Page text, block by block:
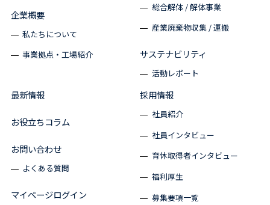
企業概要
私たちについて
事業拠点・工場紹介
総合解体 / 解体事業
産業廃棄物収集 / 運搬
サステナビリティ
活動レポート
最新情報
お役立ちコラム
お問い合わせ
よくある質問
マイページログイン
採用情報
社員紹介
社員インタビュー
育休取得者インタビュー
福利厚生
募集要項一覧